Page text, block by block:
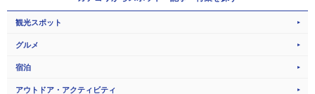
観光スポット
グルメ
宿泊
アウトドア・アクティビティ